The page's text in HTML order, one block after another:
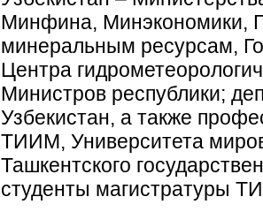
Минфина, Минэкономики,
минеральным ресурсам,
Центра
Министров республики;
Узбекистан, а также
ТИИМ, Университета
Ташкентского
студенты магистратуры